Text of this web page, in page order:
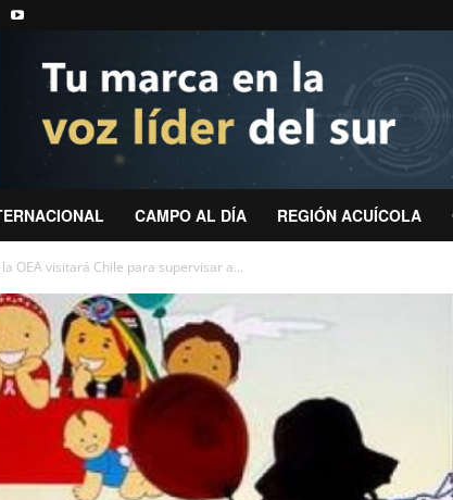
CAMPO AL DÍA REGIÓN ACUÍCOLA
OEA visitará Chile para supervisar a...